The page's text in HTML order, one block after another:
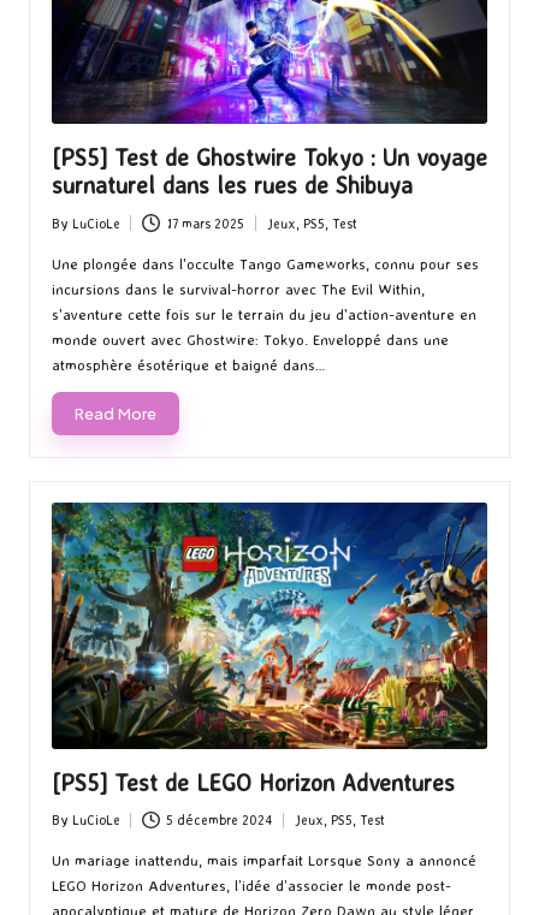
[PS5] Test de Ghostwire Tokyo : Un voyage
surnaturel dans les rues de Shibuya
Posted
by
By LuCioLe 17 mars 2025
Posted
Jeux PS5 Test
Une plongée dans l'occulte Tango Gameworks, connu pour ses
incursions dans le survival-horror avec The Evil Within,
s'aventure cette fois sur le terrain du jeu d'action-aventure en
monde ouvert avec Ghostwire: Tokyo. Enveloppé dans une
atmosphère ésotérique et baigné dans…
Read More
[PS5] Test de LEGO Horizon Adventures
Posted
by
By LuCioLe 5 décembre 2024
Posted
in
Jeux, PS5, Test
Un mariage inattendu, mais imparfait Lorsque Sony a annoncé
LEGO Horizon Adventures, l’idée d’associer le monde post-
apocalyptique et mature de Horizon Zero Dawn au style léger